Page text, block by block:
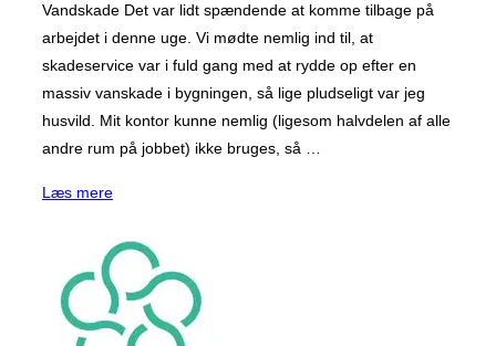
Vandskade Det var lidt spændende at komme tilbage på
arbejdet i denne uge. Vi mødte nemlig ind til, at
skadeservice var i fuld gang med at rydde op efter en
massiv vanskade i bygningen, så lige pludseligt var jeg
husvild. Mit kontor kunne nemlig (ligesom halvdelen af alle
andre rum på jobbet) ikke bruges, så …
Læs mere“Vandskade,
og
endeligt
igang
med